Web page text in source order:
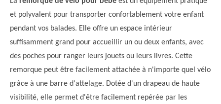
et polyvalent pour transporter confortablement votre enfant
pendant vos balades. Elle offre un espace intérieur
suffisamment grand pour accueillir un ou deux enfants, avec
des poches pour ranger leurs jouets ou leurs livres. Cette
remorque peut être facilement attachée à n'importe quel vélo
grâce à une barre d'attelage. Dotée d'un drapeau de haute
visibilité, elle permet d'être facilement repérée par les